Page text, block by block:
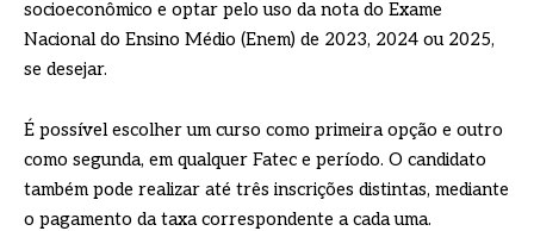
socioeconômico e optar pelo uso da nota do Exame
Nacional do Ensino Médio (Enem) de 2023, 2024 ou 2025,
se desejar.
É possível escolher um curso como primeira opção e outro
como segunda, em qualquer Fatec e período. O candidato
também pode realizar até três inscrições distintas, mediante
o pagamento da taxa correspondente a cada uma.